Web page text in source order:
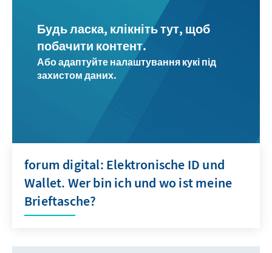
Будь ласка, клікніть тут, щоб
побачити контент.
Або адаптуйте налаштування кукі під
захистом даних.
forum digital: Elektronische ID und
Wallet. Wer bin ich und wo ist meine
Brieftasche?